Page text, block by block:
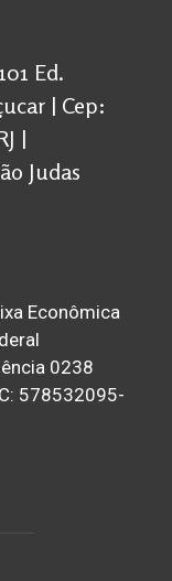
Ed.
| Cep:
|
Judas
Econômica
0238
578532095-